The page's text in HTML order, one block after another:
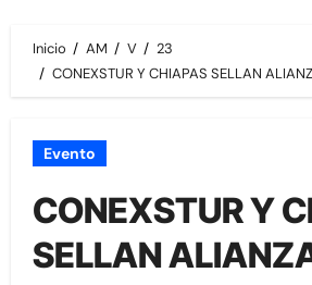
Inicio AM V
23
CONEXSTUR Y CHIAPAS SELLAN
Evento
CONEXSTUR Y
SELLAN